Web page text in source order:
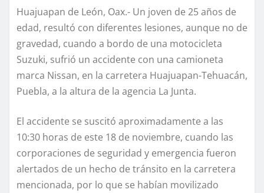
Huajuapan de León, Oax.- Un joven de 25 años de
edad, resultó con diferentes lesiones, aunque no de
gravedad, cuando a bordo de una motocicleta
Suzuki, sufrió un accidente con una camioneta
marca Nissan, en la carretera Huajuapan-Tehuacán,
Puebla, a la altura de la agencia La Junta.
El accidente se suscitó aproximadamente a las
10:30 horas de este 18 de noviembre, cuando las
corporaciones de seguridad y emergencia fueron
alertados de un hecho de tránsito en la carretera
mencionada, por lo que se habían movilizado